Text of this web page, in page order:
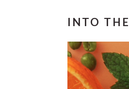
INTO